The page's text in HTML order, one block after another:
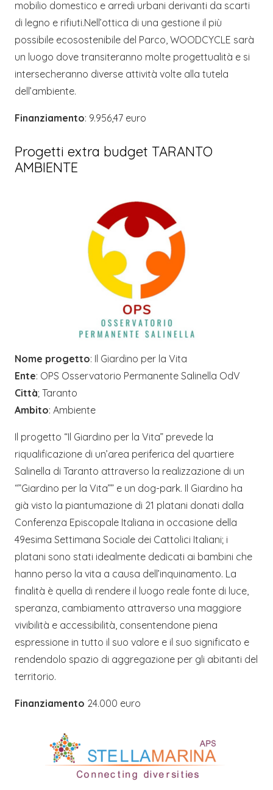
mobilio domestico e arredi urbani derivanti da scarti
di legno e rifiuti.Nell’ottica di una gestione il più
possibile ecosostenibile del Parco, WOODCYCLE sarà
un luogo dove transiteranno molte progettualità e si
intersecheranno diverse attività volte alla tutela
dell’ambiente.
Finanziamento: 9.956,47 euro
Progetti extra budget TARANTO
AMBIENTE
Nome progetto: Il Giardino per la Vita
Ente: OPS Osservatorio Permanente Salinella OdV
Città; Taranto
Ambito: Ambiente
Il progetto “Il Giardino per la Vita” prevede la
riqualificazione di un’area periferica del quartiere
Salinella di Taranto attraverso la realizzazione di un
“”Giardino per la Vita”” e un dog-park. Il Giardino ha
già visto la piantumazione di 21 platani donati dalla
Conferenza Episcopale Italiana in occasione della
49esima Settimana Sociale dei Cattolici Italiani; i
platani sono stati idealmente dedicati ai bambini che
hanno perso la vita a causa dell’inquinamento. La
finalità è quella di rendere il luogo reale fonte di luce,
speranza, cambiamento attraverso una maggiore
vivibilità e accessibilità, consentendone piena
espressione in tutto il suo valore e il suo significato e
rendendolo spazio di aggregazione per gli abitanti del
territorio.
Finanziamento 24.000 euro